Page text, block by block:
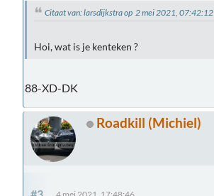
Citaat van: larsdijkstra op 2 mei 2021, 07:42:12
Hoi, wat is je kenteken ?
88-XD-DK
Roadkill (Michiel)